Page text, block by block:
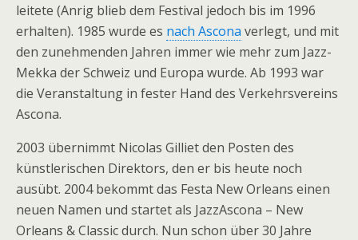
leitete (Anrig blieb dem Festival jedoch bis im 1996
erhalten). 1985 wurde es nach Ascona verlegt, und mit
den zunehmenden Jahren immer wie mehr zum Jazz-
Mekka der Schweiz und Europa wurde. Ab 1993 war
die Veranstaltung in fester Hand des Verkehrsvereins
Ascona.
2003 übernimmt Nicolas Gilliet den Posten des
künstlerischen Direktors, den er bis heute noch
ausübt. 2004 bekommt das Festa New Orleans einen
neuen Namen und startet als JazzAscona – New
Orleans & Classic durch. Nun schon über 30 Jahre